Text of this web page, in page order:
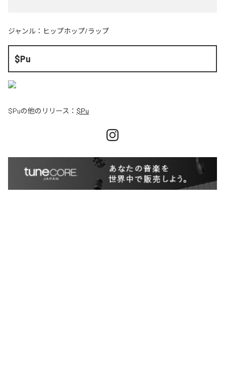
ジャンル： ヒップホップ/ラップ
$Pu
$Puの他のリリース： $Pu